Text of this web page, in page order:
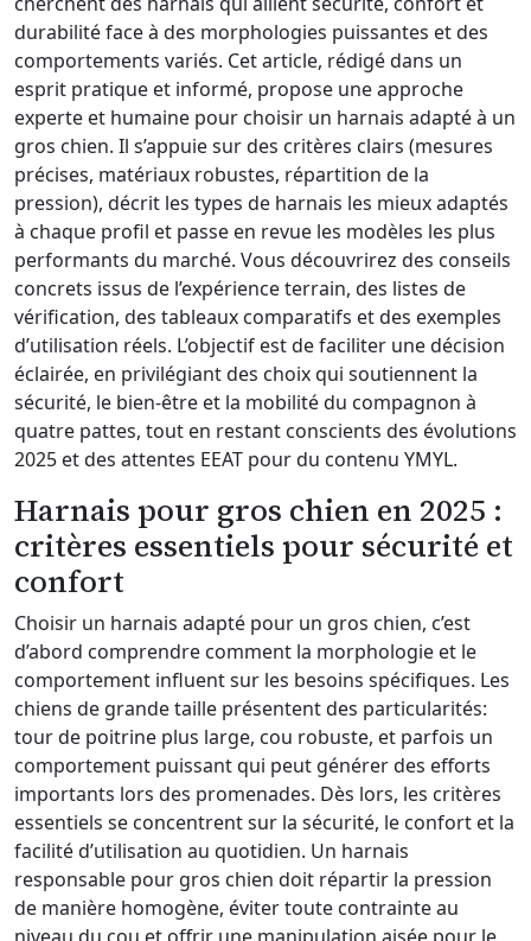
durabilité face à des morphologies puissantes et des
comportements variés. Cet article, rédigé dans un
esprit pratique et informé, propose une approche
experte et humaine pour choisir un harnais adapté à un
gros chien. Il s’appuie sur des critères clairs (mesures
précises, matériaux robustes, répartition de la
pression), décrit les types de harnais les mieux adaptés
à chaque profil et passe en revue les modèles les plus
performants du marché. Vous découvrirez des conseils
concrets issus de l’expérience terrain, des listes de
vérification, des tableaux comparatifs et des exemples
d’utilisation réels. L’objectif est de faciliter une décision
éclairée, en privilégiant des choix qui soutiennent la
sécurité, le bien-être et la mobilité du compagnon à
quatre pattes, tout en restant conscients des évolutions
2025 et des attentes EEAT pour du contenu YMYL.
Harnais pour gros chien en 2025 :
critères essentiels pour sécurité et
confort
Choisir un harnais adapté pour un gros chien, c’est
d’abord comprendre comment la morphologie et le
comportement influent sur les besoins spécifiques. Les
chiens de grande taille présentent des particularités:
tour de poitrine plus large, cou robuste, et parfois un
comportement puissant qui peut générer des efforts
importants lors des promenades. Dès lors, les critères
essentiels se concentrent sur la sécurité, le confort et la
facilité d’utilisation au quotidien. Un harnais
responsable pour gros chien doit répartir la pression
de manière homogène, éviter toute contrainte au